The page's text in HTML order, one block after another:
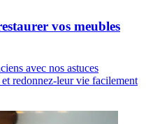
vos meubles
avec nos astuces
redonnez-leur vie facilement